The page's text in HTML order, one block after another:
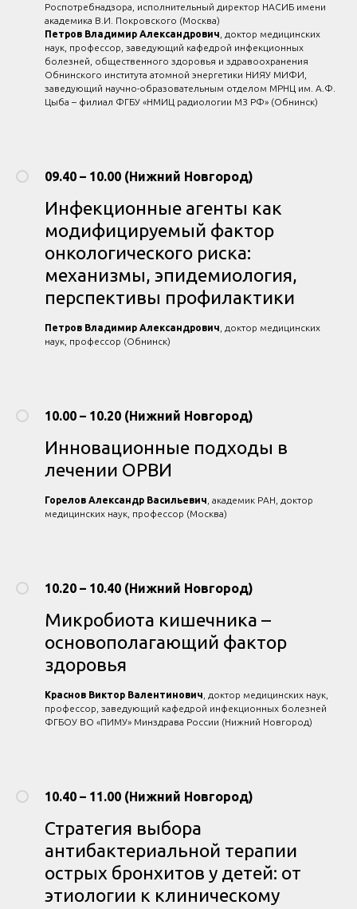
Роспотребнадзора, исполнительный директор НАСИБ имени
академика В.И. Покровского (Москва)
Петров Владимир Александрович , доктор медицинских
наук, профессор, заведующий кафедрой инфекционных
болезней, общественного здоровья и здравоохранения
Обнинского института атомной энергетики НИЯУ МИФИ,
заведующий научно-образовательным отделом МРНЦ им. А.Ф.
Цыба – филиал ФГБУ «НМИЦ радиологии МЗ РФ» (Обнинск)
09.40 – 10.00 (Нижний Новгород)
Инфекционные агенты как
модифицируемый фактор
онкологического риска:
механизмы, эпидемиология,
перспективы профилактики
Петров Владимир Александрович , доктор медицинских
наук, профессор (Обнинск)
10.00 – 10.20 (Нижний Новгород)
Инновационные подходы в
лечении ОРВИ
Горелов Александр Васильевич , академик РАН, доктор
медицинских наук, профессор (Москва)
10.20 – 10.40 (Нижний Новгород)
Микробиота кишечника –
основополагающий фактор
здоровья
Краснов Виктор Валентинович , доктор медицинских наук,
профессор, заведующий кафедрой инфекционных болезней
ФГБОУ ВО «ПИМУ» Минздрава России (Нижний Новгород)
10.40 – 11.00 (Нижний Новгород)
Стратегия выбора
антибактериальной терапии
острых бронхитов у детей: от
этиологии к клиническому